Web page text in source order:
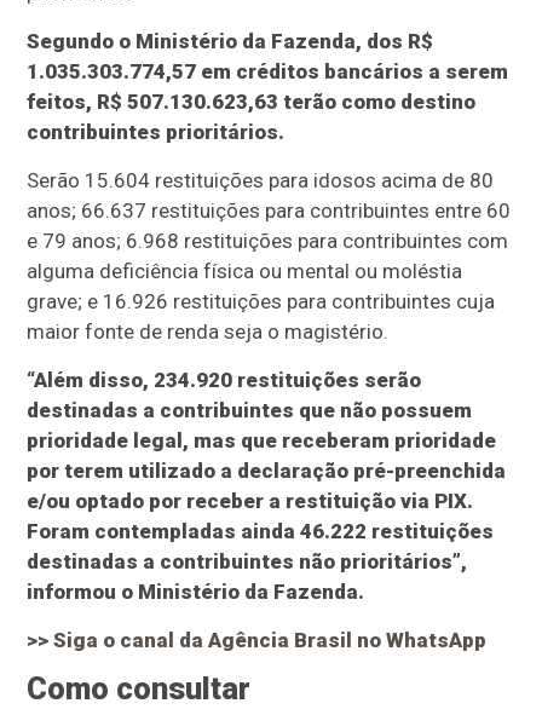
Segundo o Ministério da Fazenda, dos R$
1.035.303.774,57 em créditos bancários a serem
feitos, R$ 507.130.623,63 terão como destino
contribuintes prioritários.
Serão 15.604 restituições para idosos acima de 80
anos; 66.637 restituições para contribuintes entre 60
e 79 anos; 6.968 restituições para contribuintes com
alguma deficiência física ou mental ou moléstia
grave; e 16.926 restituições para contribuintes cuja
maior fonte de renda seja o magistério.
“Além disso, 234.920 restituições serão
destinadas a contribuintes que não possuem
prioridade legal, mas que receberam prioridade
por terem utilizado a declaração pré-preenchida
e/ou optado por receber a restituição via PIX.
Foram contempladas ainda 46.222 restituições
destinadas a contribuintes não prioritários”,
informou o Ministério da Fazenda.
>> Siga o canal daAgência Brasil no WhatsApp
Como consultar